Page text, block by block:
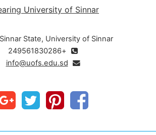
University of Sinnar
State, University of Sinnar
+249561830286
info@uofs.edu.sd